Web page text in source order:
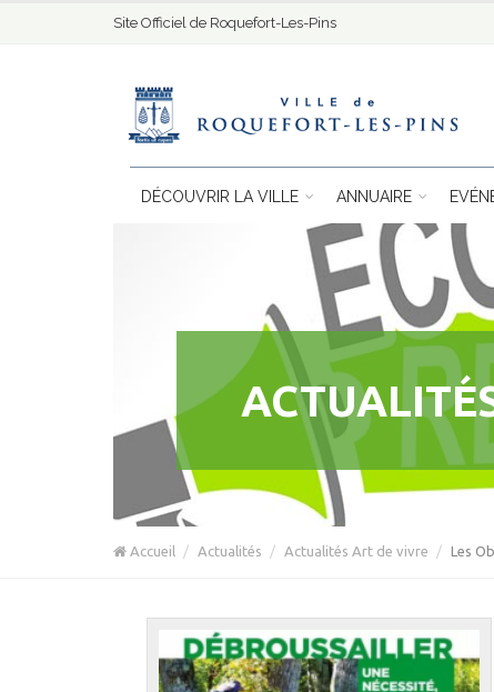
Site Officiel de Roquefort-Les-Pins
DÉCOUVRIR LA VILLE ANNUAIRE
Accueil Actualités Actualités Art de vivre Les